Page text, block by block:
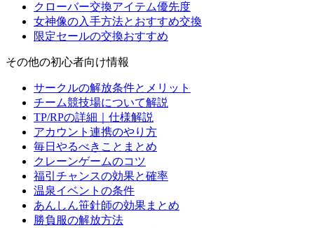
クローバー交換アイテム優先度
女神像の入手方法とおすすめ交換
限定セールの交換おすすめ
その他の初心者向け情報
サークルの解放条件とメリット
チーム競技場について解説
TP/RPの詳細｜仕様解説
アカウント連携のやり方
毎日やるべきことまとめ
クレーンゲームのコツ
福引チャンスの効果と確率
温泉イベントの条件
あんしん笹針師の効果まとめ
勝負服の解放方法